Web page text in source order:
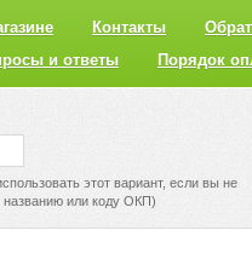
Контакты
и ответы
Порядок
этот вариант, если вы не
названию или коду ОКП)